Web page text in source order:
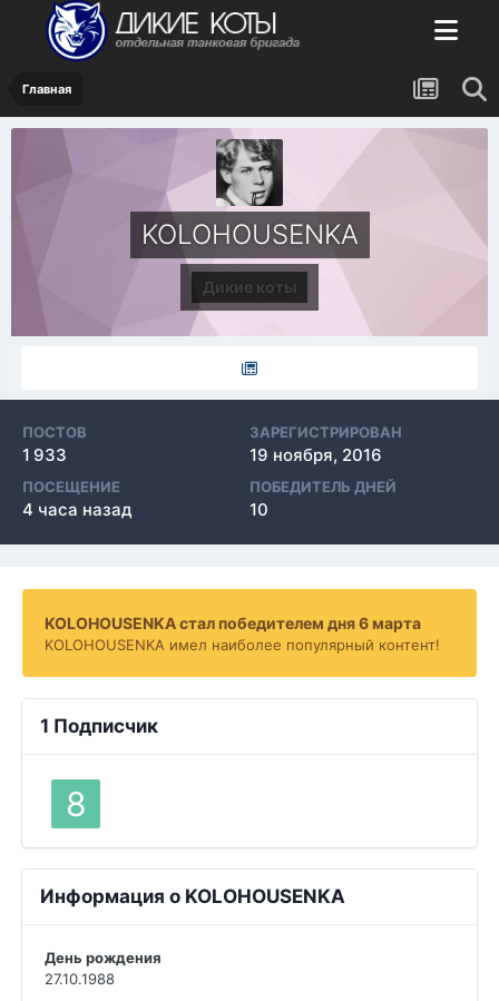
Главная
KOLOHOUSENKA
Дикие коты
ПОСТОВ
1 933
ЗАРЕГИСТРИРОВАН
19 ноября, 2016
ПОСЕЩЕНИЕ
4 часа назад
ПОБЕДИТЕЛЬ ДНЕЙ
10
KOLOHOUSENKA стал победителем дня 6 марта
KOLOHOUSENKA имел наиболее популярный контент!
1 Подписчик
Информация о KOLOHOUSENKA
День рождения
27.10.1988